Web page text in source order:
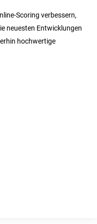
Scoring verbessern,
neuesten Entwicklungen
hochwertige